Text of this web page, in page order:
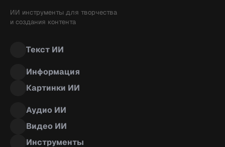
ИИ инструменты для творчества
и создания контента
Текст ИИ
Информация
Картинки ИИ
Аудио ИИ
Видео ИИ
Инструменты